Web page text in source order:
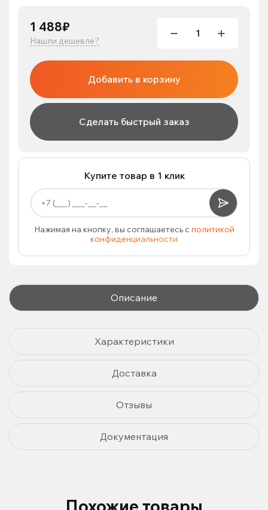
1 488₽
Нашли дешевле?
Добавить в корзину
Сделать быстрый заказ
Купите товар в 1 клик
Нажимая на кнопку, вы соглашаетесь с политикой
конфиденциальности
Описание
Характеристики
Доставка
Отзывы
Документация